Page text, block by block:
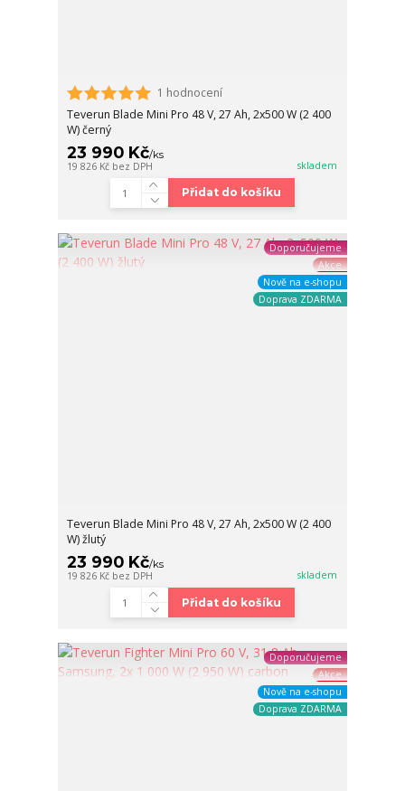
1 hodnocení
Teverun Blade Mini Pro 48 V, 27 Ah, 2x500 W (2 400
W) černý
23 990 Kč/ks
19 826 Kč bez DPH skladem
Přidat do košíku
Doporučujeme
Akce
Nově na e-shopu
Doprava ZDARMA
Teverun Blade Mini Pro 48 V, 27 Ah, 2x500 W (2 400
W) žlutý
23 990 Kč/ks
19 826 Kč bez DPH skladem
Přidat do košíku
Doporučujeme
Akce
Nově na e-shopu
Doprava ZDARMA